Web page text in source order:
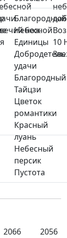
нож
10
Благородный
Небесной
Единицы
Добродетель
удачи
Благородный
Тайцзи
Цветок
романтики
Красный
луань
Небесный
персик
Пустота
2066 2056